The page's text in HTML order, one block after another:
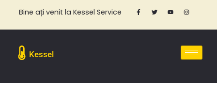
Bine ați venit la Kessel Service
Kessel